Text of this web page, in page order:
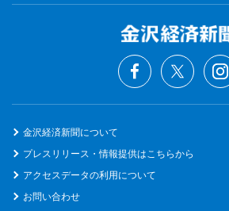
金沢経済新聞について
プレスリリース・情報提供はこちらから
アクセスデータの利用について
お問い合わせ